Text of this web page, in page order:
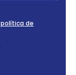
política de